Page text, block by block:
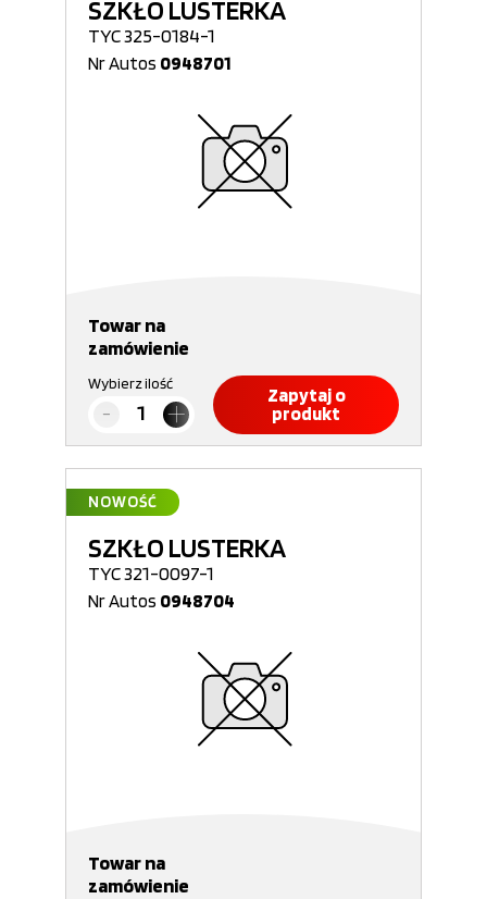
SZKŁO LUSTERKA
TYC 325-0184-1
Nr Autos 0948701
Towar na
zamówienie
Wybierz ilość
Zapytaj o
produkt
NOWOŚĆ
SZKŁO LUSTERKA
TYC 321-0097-1
Nr Autos 0948704
Towar na
zamówienie